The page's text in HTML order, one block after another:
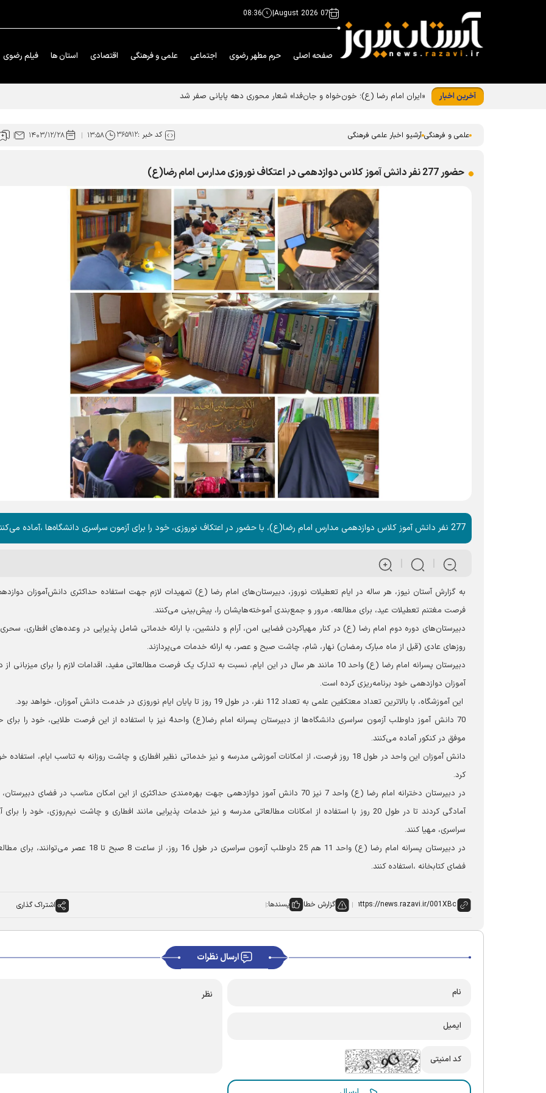
07 August 2026
|
08:36
صفحه اصلی حرم مطهر رضوی اجتماعی علمی و فرهنگی اقتصادی استان ها فیلم رضوی
آخرین اخبار «ایران امام رضا (ع)؛ خون‌خواه و جان‌فدا» شعار محوری دهه پایانی صفر شد
علمی و فرهنگی آرشیو اخبار علمی فرهنگی کد خبر :۳۶۵۹۱۲ ۱۳:۵۸ ۱۴۰۳/۱۲/۲۸
حضور 277 نفر دانش آموز کلاس دوازدهمی در اعتکاف نوروزی مدارس امام رضا(ع)
277 نفر دانش آموز کلاس دوازدهمی مدارس امام رضا(ع)، با حضور در اعتکاف نوروزی، خود را برای آزمون سراسری دانشگاه‌ها ،آماده می‌کنند.
به گزارش آستان نیوز، هر ساله در ایام تعطیلات نوروز، دبیرستان‌های امام رضا (ع) تمهیدات لازم جهت استفاده حداکثری دانش‌آموزان
فرصت مغتنم تعطیلات عید، برای مطالعه، مرور و جمع‌بندی آموخته‌هایشان را، پیش‌بینی می‌کنند.
دبیرستان‌های دوره دوم امام رضا (ع) در کنار مهیاکردن فضایی امن، آرام و دلنشین، با ارائه خدماتی شامل پذیرایی در وعده‌های افطاری،
روزهای عادی (قبل از ماه مبارک رمضان) نهار، شام، چاشت صبح و عصر، به ارائه خدمات می‌پردازند.
دبیرستان پسرانه امام رضا (ع) واحد 10 مانند هر سال در این ایام، نسبت به تدارک یک فرصت مطالعاتی مفید، اقدامات لازم را برای میزبانی
آموزان دوازدهمی خود برنامه‌ریزی کرده است.
این آموزشگاه، با بالاترین تعداد معتکفین علمی به تعداد 112 نفر، در طول 19 روز تا پایان ایام نوروزی در خدمت دانش آموزان، خواهد بود.
70 دانش آموز داوطلب آزمون سراسری دانشگاه‌ها از دبیرستان پسرانه امام رضا(ع) واحد4 نیز با استفاده از این فرصت طلایی، خود
موفق در کنکور آماده‌ می‌کنند.
دانش آموزان این واحد در طول 18 روز فرصت، از امکانات آموزشی مدرسه و نیز خدماتی نظیر افطاری و چاشت روزانه به تناسب ایام، استفاده
کرد.
در دبیرستان دخترانه امام رضا (ع) واحد 7 نیز 70 دانش آموز دوازدهمی جهت بهره‌مندی حداکثری از این امکان مناسب در فضای
آمادگی کردند تا در طول 20 روز با استفاده از امکانات مطالعاتی مدرسه و نیز خدمات پذیرایی مانند افطاری و چاشت نیم‌روزی، خود را
سراسری، مهیا کنند.
در دبیرستان پسرانه امام رضا (ع) واحد 11 هم 25 داوطلب آزمون سراسری در طول 16 روز، از ساعت 8 صبح تا 18 عصر
فضای کتابخانه‌ ،استفاده کنند.
گزارش خطا پسندها: اشتراک گذاری
ارسال نظرات